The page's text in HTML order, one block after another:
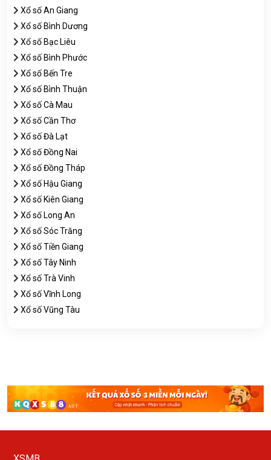
Xổ số An Giang
Xổ số Bình Dương
Xổ số Bạc Liêu
Xổ số Bình Phước
Xổ số Bến Tre
Xổ số Bình Thuận
Xổ số Cà Mau
Xổ số Cần Thơ
Xổ số Đà Lạt
Xổ số Đồng Nai
Xổ số Đồng Tháp
Xổ số Hậu Giang
Xổ số Kiên Giang
Xổ số Long An
Xổ số Sóc Trăng
Xổ số Tiền Giang
Xổ số Tây Ninh
Xổ số Trà Vinh
Xổ số Vĩnh Long
Xổ số Vũng Tàu